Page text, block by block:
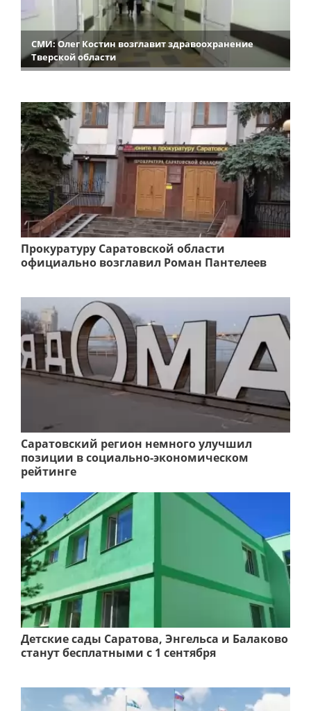
СМИ: Олег Костин возглавит здравоохранение
Тверской области
Прокуратуру Саратовской области
официально возглавил Роман Пантелеев
Саратовский регион немного улучшил
позиции в социально-экономическом
рейтинге
Детские сады Саратова, Энгельса и Балаково
станут бесплатными с 1 сентября